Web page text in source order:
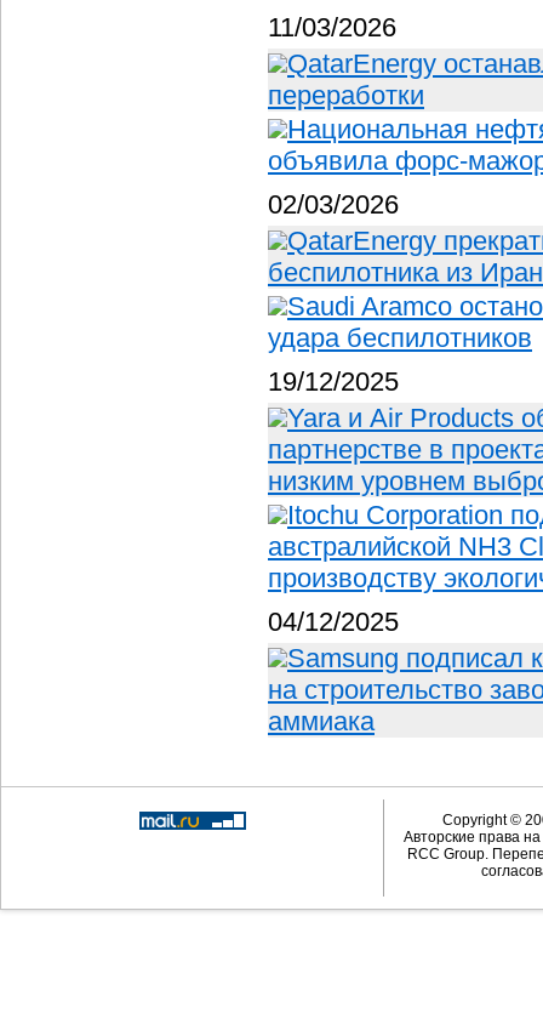
11/03/2026
QatarEnergy
переработки
Национальная
объявила форс-
02/03/2026
QatarEnergy
беспилотника из
Saudi Aramco
удара беспилотников
19/12/2025
Yara и Air Products
партнерстве в
низким уровнем
Itochu Corporation
австралийской NH3
производству
04/12/2025
Samsung подписал
на строительство
аммиака
Copyright ©
Авторские права
RCC Group.